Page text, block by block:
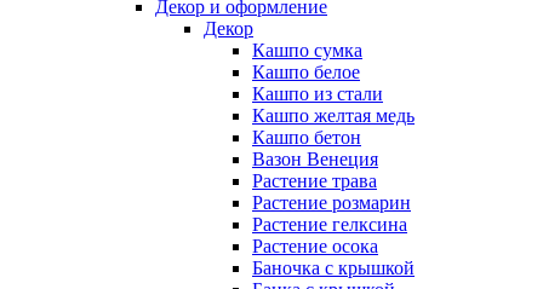
Декор и оформление
Декор
Кашпо сумка
Кашпо белое
Кашпо из стали
Кашпо желтая медь
Кашпо бетон
Вазон Венеция
Растение трава
Растение розмарин
Растение гелксина
Растение осока
Баночка с крышкой